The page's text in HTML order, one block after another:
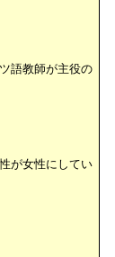
語教師が主役の
が女性にしてい